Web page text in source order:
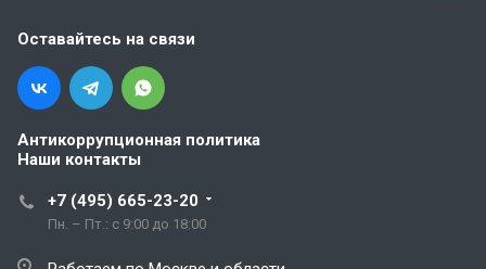
Оставайтесь на связи
Антикоррупционная политика
Наши контакты
+7 (495) 665-23-20
Пн. – Пт.: с 9:00 до 18:00